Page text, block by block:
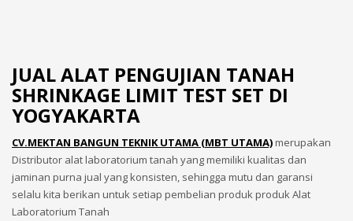
JUAL ALAT PENGUJIAN TANAH
SHRINKAGE LIMIT TEST SET DI
YOGYAKARTA
CV.MEKTAN BANGUN TEKNIK UTAMA (MBT UTAMA)merupakan
Distributor alat laboratorium tanah yang memiliki kualitas dan
jaminan purna jual yang konsisten, sehingga mutu dan garansi
selalu kita berikan untuk setiap pembelian produk produk Alat
Laboratorium Tanah